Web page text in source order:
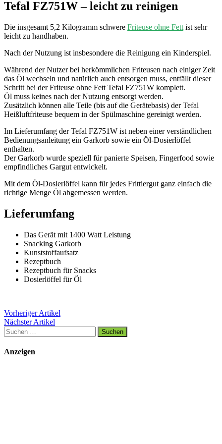
Tefal FZ751W – leicht zu reinigen
Die insgesamt 5,2 Kilogramm schwere Friteuse ohne Fett ist sehr
leicht zu handhaben.
Nach der Nutzung ist insbesondere die Reinigung ein Kinderspiel.
Während der Nutzer bei herkömmlichen Friteusen nach einiger Zeit
das Öl wechseln und natürlich auch entsorgen muss, entfällt dieser
Schritt bei der Friteuse ohne Fett Tefal FZ751W komplett.
Öl muss keines nach der Nutzung entsorgt werden.
Zusätzlich können alle Teile (bis auf die Gerätebasis) der Tefal
Heißluftfriteuse bequem in der Spülmaschine gereinigt werden.
Im Lieferumfang der Tefal FZ751W ist neben einer verständlichen
Bedienungsanleitung ein Garkorb sowie ein Öl-Dosierlöffel
enthalten.
Der Garkorb wurde speziell für panierte Speisen, Fingerfood sowie
empfindliches Gargut entwickelt.
Mit dem Öl-Dosierlöffel kann für jedes Frittiergut ganz einfach die
richtige Menge Öl abgemessen werden.
Lieferumfang
Das Gerät mit 1400 Watt Leistung
Snacking Garkorb
Kunststoffaufsatz
Rezeptbuch
Rezeptbuch für Snacks
Dosierlöffel für Öl
Vorheriger Artikel
Nächster Artikel
Suchen
nach:
Anzeigen